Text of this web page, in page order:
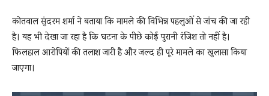
कोतवाल सुंदरम शर्मा ने बताया कि मामले की विभिन्न पहलुओं से जांच की जा रही
है। यह भी देखा जा रहा है कि घटना के पीछे कोई पुरानी रंजिश तो नहीं है।
फिलहाल आरोपियों की तलाश जारी है और जल्द ही पूरे मामले का खुलासा किया
जाएगा।